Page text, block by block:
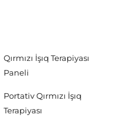
Qırmızı İşıq Terapiyası
Paneli
Portativ Qırmızı İşıq
Terapiyası